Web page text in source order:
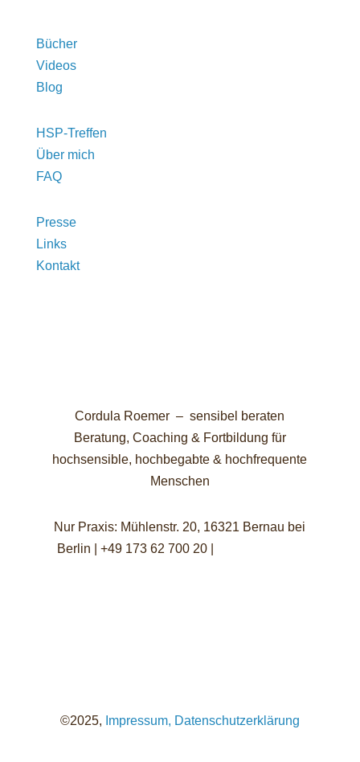
Bücher
Videos
Blog
HSP-Treffen
Über mich
FAQ
Presse
Links
Kontakt
Cordula Roemer – sensibel beraten
Beratung, Coaching & Fortbildung für
hochsensible, hochbegabte & hochfrequente
Menschen
Nur Praxis: Mühlenstr. 20, 16321 Bernau bei
Berlin | +49 173 62 700 20 |
©2025, Impressum, Datenschutzerklärung